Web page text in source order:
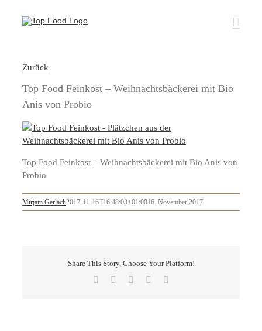
Inhalt
Zurück
Top Food Feinkost – Weihnachtsbäckerei mit Bio
Anis von Probio
Top Food Feinkost – Weihnachtsbäckerei mit Bio Anis von
Probio
Mirjam Gerlach2017-11-16T16:48:03+01:0016. November 2017
Share This Story, Choose Your Platform!
Facebook LinkedInPinterest